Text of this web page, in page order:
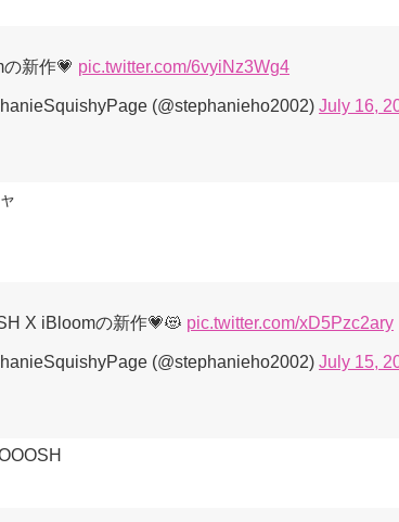
新作💗 pic.twitter.com/6vyiNz3Wg4
(@stephanieho2002) July 16,
X iBloomの新作💗😻 pic.twitter.com/xD5Pzc2ary
(@stephanieho2002) July 15,